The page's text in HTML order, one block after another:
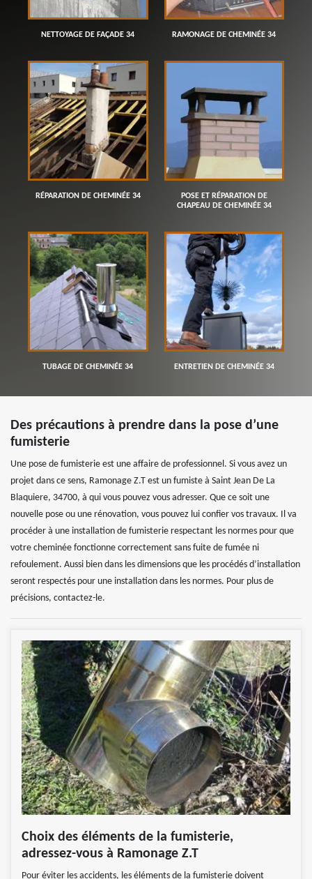
NETTOYAGE DE FAÇADE 34 RAMONAGE DE CHEMINÉE 34
RÉPARATION DE CHEMINÉE 34
POSE ET RÉPARATION DE
CHAPEAU DE CHEMINÉE 34
TUBAGE DE CHEMINÉE 34 ENTRETIEN DE CHEMINÉE 34
Des précautions à prendre dans la pose d’une
fumisterie
Une pose de fumisterie est une affaire de professionnel. Si vous avez un
projet dans ce sens, Ramonage Z.T est un fumiste à Saint Jean De La
Blaquiere, 34700, à qui vous pouvez vous adresser. Que ce soit une
nouvelle pose ou une rénovation, vous pouvez lui confier vos travaux. Il va
procéder à une installation de fumisterie respectant les normes pour que
votre cheminée fonctionne correctement sans fuite de fumée ni
refoulement. Aussi bien dans les dimensions que les procédés d’installation
seront respectés pour une installation dans les normes. Pour plus de
précisions, contactez-le.
Choix des éléments de la fumisterie,
adressez-vous à Ramonage Z.T
Pour éviter les accidents, les éléments de la fumisterie doivent